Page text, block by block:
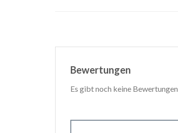
Bewertungen
Es gibt noch keine Bewertungen.